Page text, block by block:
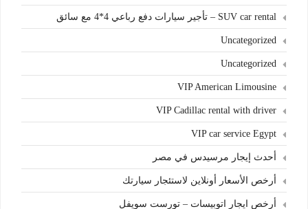
SUV car rental – تأجير سيارات دفع رباعي 4*4 مع سائق
Uncategorized
Uncategorized
VIP American Limousine
VIP Cadillac rental with driver
VIP car service Egypt
أحدث إيجار مرسيدس في مصر
أرخص الأسعار أونلاين لاستئجار سيارتك
أرخص ايجار اتوبيسات – تورست سويفل